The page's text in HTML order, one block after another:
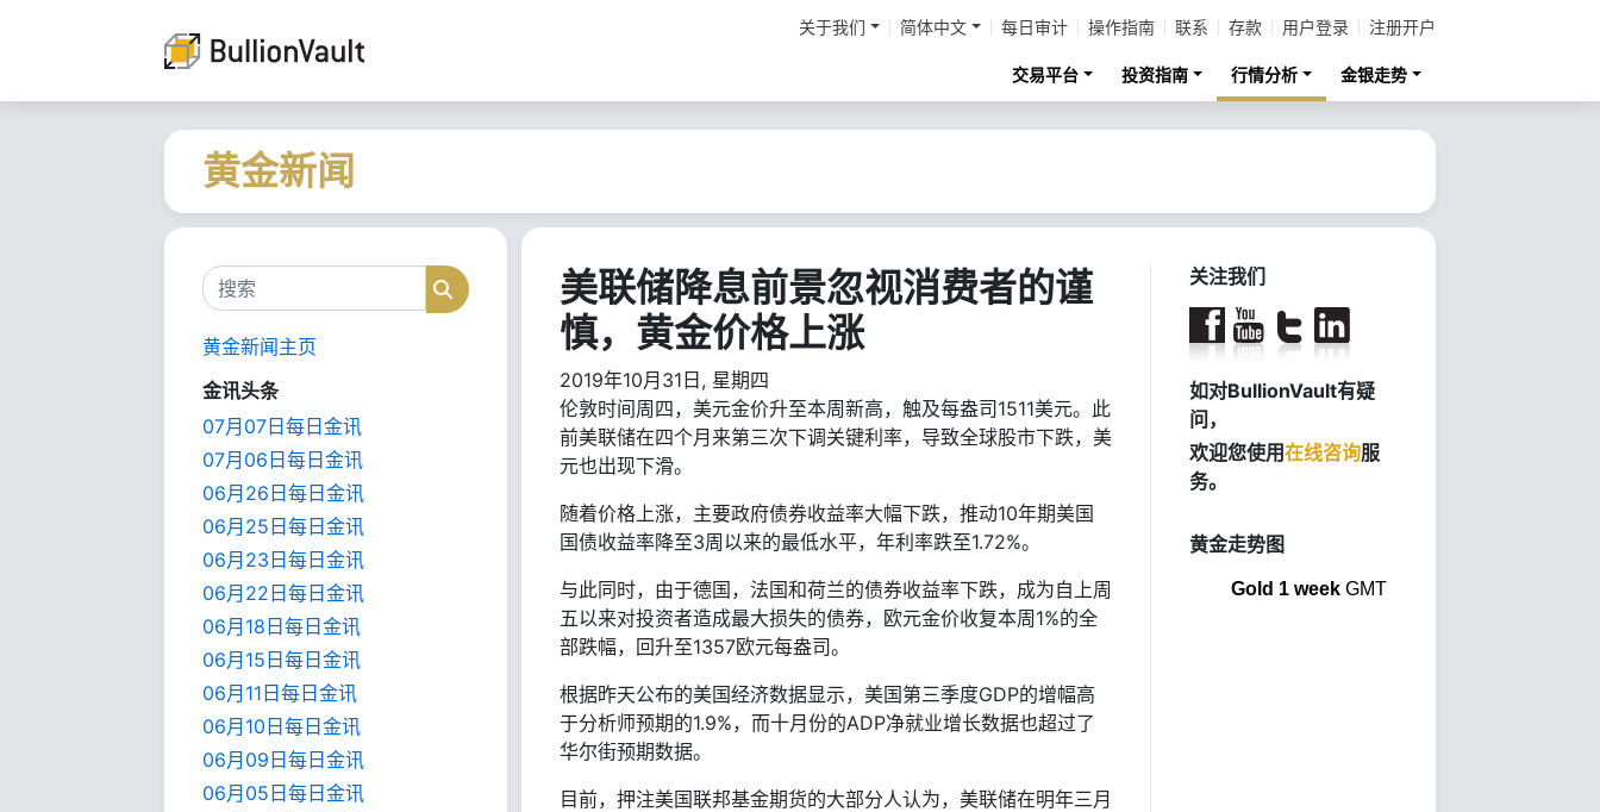
关于我们 简体中文 每日审计 操作指南 联系 存款 用户登录 注册开户
交易平台 投资指南 行情分析 金银走势
黄金新闻
搜索 搜索
黄金新闻主页
金讯头条
07月07日每日金讯
07月06日每日金讯
06月26日每日金讯
06月25日每日金讯
06月23日每日金讯
06月22日每日金讯
06月18日每日金讯
06月15日每日金讯
06月11日每日金讯
06月10日每日金讯
06月09日每日金讯
06月05日每日金讯
美联储降息前景忽视消费者的谨
慎，黄金价格上涨
2019年10月31日, 星期四
伦敦时间周四，美元金价升至本周新高，触及每盎司1511美元。此
前美联储在四个月来第三次下调关键利率，导致全球股市下跌，美
元也出现下滑。
随着价格上涨，主要政府债券收益率大幅下跌，推动10年期美国
国债收益率降至3周以来的最低水平，年利率跌至1.72%。
与此同时，由于德国，法国和荷兰的债券收益率下跌，成为自上周
五以来对投资者造成最大损失的债券，欧元金价收复本周1%的全
部跌幅，回升至1357欧元每盎司。
根据昨天公布的美国经济数据显示，美国第三季度GDP的增幅高
于分析师预期的1.9%，而十月份的ADP净就业增长数据也超过了
华尔街预期数据。
目前，押注美国联邦基金期货的大部分人认为，美联储在明年三月
关注我们
如对BullionVault有疑
问，
欢迎您使用在线咨询服
务。
黄金走势图
Gold 1 weekGMT